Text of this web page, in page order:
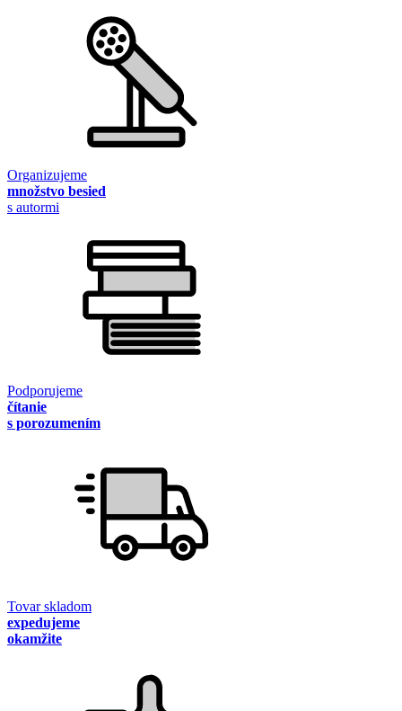
Organizujeme
množstvo besied
s autormi
Podporujeme
čítanie
s porozumením
Tovar skladom
expedujeme
okamžite